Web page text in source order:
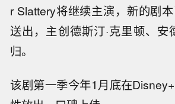
r Slattery将继续主演，新的剧
送出，主创德斯汀·克里顿、安
归。
该剧第一季今年1月底在